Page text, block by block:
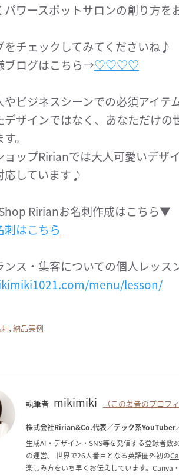
ワースポットサロンの創り方を
をチェックしてみてくださいね♪
ブログはこちら→♡♡♡♡
やビジネスシーンでの必須アイテ
デザインではなく、あなただけ
。
ョップRirianでは大人可愛いデザ
応しています♪
Ririanお名刺作成はこちら▼
刺はこちら
ス・集客についての個人レッス
menu/lesson/
, 納品実例
執筆者 mikimiki （この著者のプロフ
株式会社Ririan&Co.代表／テック系YouTuber
生成AI・デザイン・SNS等を発信する登録者数
の運営。 世界で26人番目となる英語圏外初の
楽しみ方をいち早くお伝えしています。Canva